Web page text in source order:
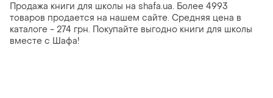
Продажа книги для школы на shafa.ua. Более 4993
товаров продается на нашем сайте. Средняя цена в
каталоге - 274 грн. Покупайте выгодно книги для школы
вместе с Шафа!